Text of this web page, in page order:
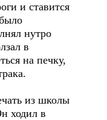
и ставится
нутро
в
на печку,
из школы
ходил в